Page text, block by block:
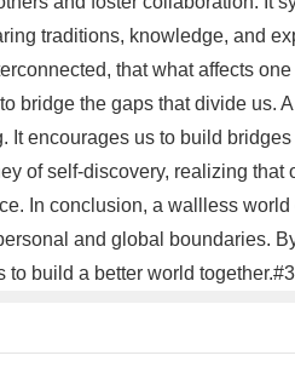
traditions, knowledge, and
that what affects
bridge the gaps that divide us.
encourages us to build
of self-discovery, realizing that
In conclusion, a wallless world
and global boundaries.
build a better world